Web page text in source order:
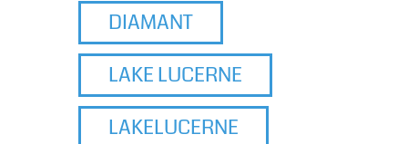
DIAMANT
LAKE LUCERNE
LAKELUCERNE